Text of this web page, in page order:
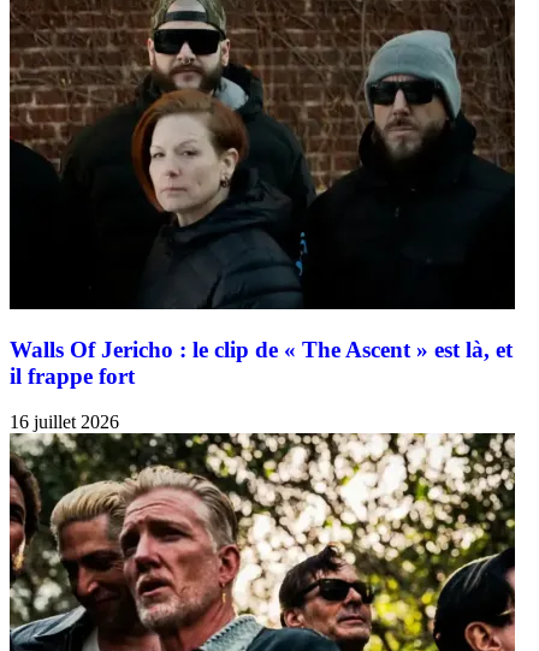
Walls Of Jericho : le clip de « The Ascent » est là, et
il frappe fort
16 juillet 2026